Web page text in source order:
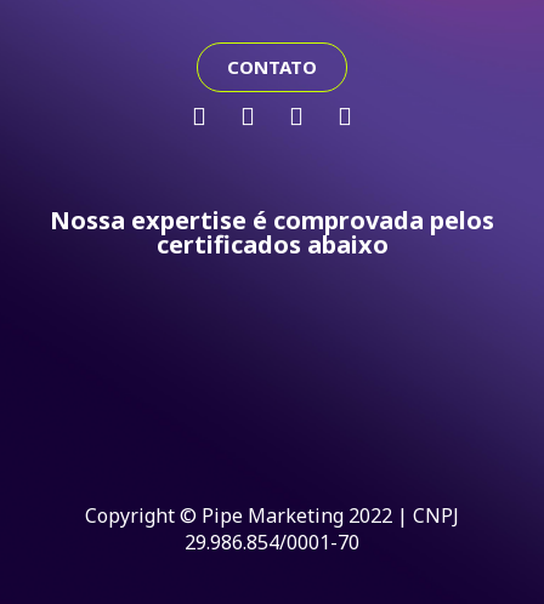
CONTATO
Nossa expertise é comprovada pelos
certificados abaixo
Copyright © Pipe Marketing 2022 | CNPJ
29.986.854/0001-70